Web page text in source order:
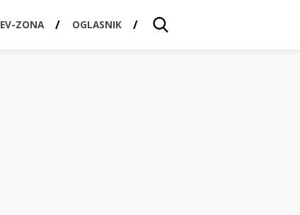
EV-ZONA OGLASNIK